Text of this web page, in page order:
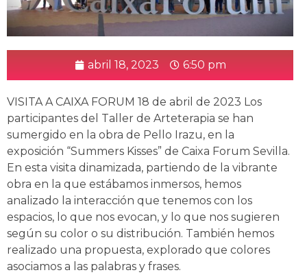
abril 18, 2023 6:50 pm
VISITA A CAIXA FORUM 18 de abril de 2023 Los
participantes del Taller de Arteterapia se han
sumergido en la obra de Pello Irazu, en la
exposición “Summers Kisses” de Caixa Forum Sevilla.
En esta visita dinamizada, partiendo de la vibrante
obra en la que estábamos inmersos, hemos
analizado la interacción que tenemos con los
espacios, lo que nos evocan, y lo que nos sugieren
según su color o su distribución. También hemos
realizado una propuesta, explorado que colores
asociamos a las palabras y frases.